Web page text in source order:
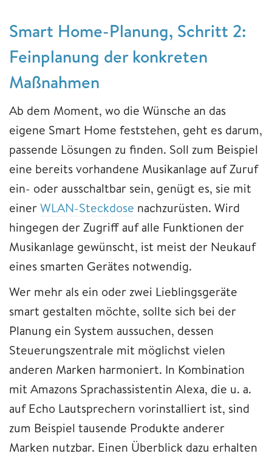
Smart Home-Planung, Schritt 2:
Feinplanung der konkreten
Maßnahmen
Ab dem Moment, wo die Wünsche an das
eigene Smart Home feststehen, geht es darum,
passende Lösungen zu finden. Soll zum Beispiel
eine bereits vorhandene Musikanlage auf Zuruf
ein- oder ausschaltbar sein, genügt es, sie mit
einerWLAN-Steckdose nachzurüsten. Wird
hingegen der Zugriff auf alle Funktionen der
Musikanlage gewünscht, ist meist der Neukauf
eines smarten Gerätes notwendig.
Wer mehr als ein oder zwei Lieblingsgeräte
smart gestalten möchte, sollte sich bei der
Planung ein System aussuchen, dessen
Steuerungszentrale mit möglichst vielen
anderen Marken harmoniert. In Kombination
mit Amazons Sprachassistentin Alexa, die u. a.
auf Echo Lautsprechern vorinstalliert ist, sind
zum Beispiel tausende Produkte anderer
Marken nutzbar. Einen Überblick dazu erhalten